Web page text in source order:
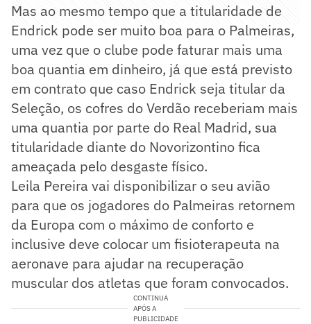
Mas ao mesmo tempo que a titularidade de
Endrick pode ser muito boa para o Palmeiras,
uma vez que o clube pode faturar mais uma
boa quantia em dinheiro, já que está previsto
em contrato que caso Endrick seja titular da
Seleção, os cofres do Verdão receberiam mais
uma quantia por parte do Real Madrid, sua
titularidade diante do Novorizontino fica
ameaçada pelo desgaste físico.
Leila Pereira vai disponibilizar o seu avião
para que os jogadores do Palmeiras retornem
da Europa com o máximo de conforto e
inclusive deve colocar um fisioterapeuta na
aeronave para ajudar na recuperação
muscular dos atletas que foram convocados.
CONTINUA
APÓS A
PUBLICIDADE